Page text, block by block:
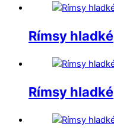
Rímsy hladké
Rímsy hladké